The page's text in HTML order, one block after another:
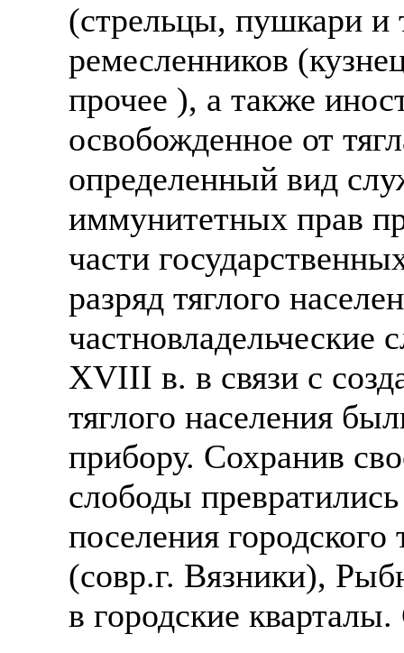
(стрельцы, пушкари
ремесленников
прочее ), а также
освобожденное от
определенный вид
иммунитетных прав
части
разряд тяглого
XVIII в. в связи с
тяглого населения
прибору. Сохранив
слободы
поселения городского
(совр.г. Вязники),
в городские